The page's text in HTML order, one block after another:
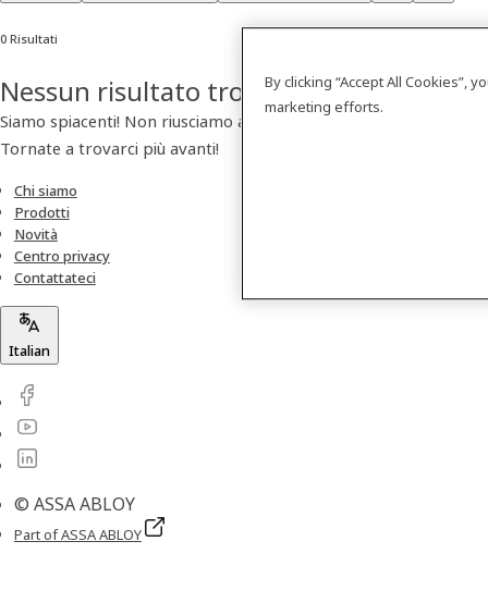
0 Risultati
Nessun risultato trovato
Siamo spiacenti! Non riusciamo a trovare nessun prodotto.
Tornate a trovarci più avanti!
Chi siamo
Prodotti
Novità
Centro privacy
Contattateci
Italian
© ASSA ABLOY
Part of ASSA ABLOY
By clicking “Accept All Cookies”,
marketing efforts.